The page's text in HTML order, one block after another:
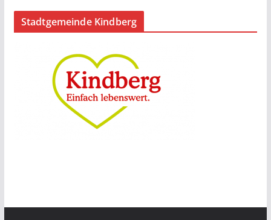
Stadtgemeinde Kindberg